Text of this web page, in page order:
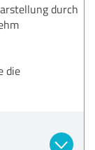
durch
die